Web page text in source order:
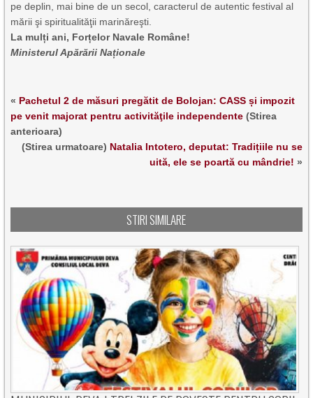
pe deplin, mai bine de un secol, caracterul de autentic festival al
mării şi spiritualităţii marinăreşti.
La mulți ani, Forțelor Navale Române!
Ministerul Apărării Naționale
« Pachetul 2 de măsuri pregătit de Bolojan: CASS și impozit
pe venit majorat pentru activităţile independente (Stirea
anterioara)
(Stirea urmatoare) Natalia Intotero, deputat: Tradițiile nu se
uită, ele se poartă cu mândrie! »
STIRI SIMILARE